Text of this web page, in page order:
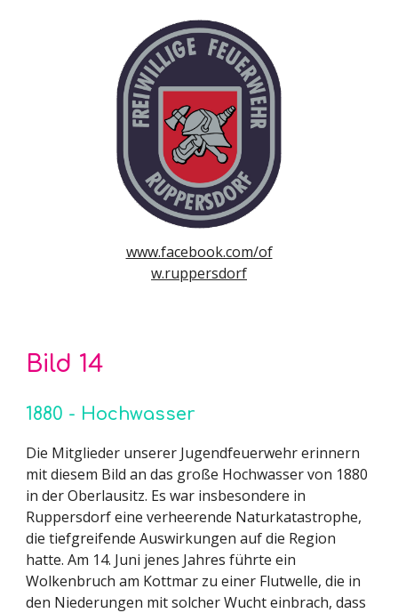
www.facebook.com/of
w.ruppersdorf
Bild 14
1880 - Hochwasser
Die Mitglieder unserer Jugendfeuerwehr erinnern
mit diesem Bild an das große Hochwasser von 1880
in der Oberlausitz. Es war insbesondere in
Ruppersdorf eine verheerende Naturkatastrophe,
die tiefgreifende Auswirkungen auf die Region
hatte. Am 14. Juni jenes Jahres führte ein
Wolkenbruch am Kottmar zu einer Flutwelle, die in
den Niederungen mit solcher Wucht einbrach, dass